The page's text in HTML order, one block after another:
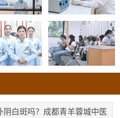
白斑吗？成都青羊蓉城中医